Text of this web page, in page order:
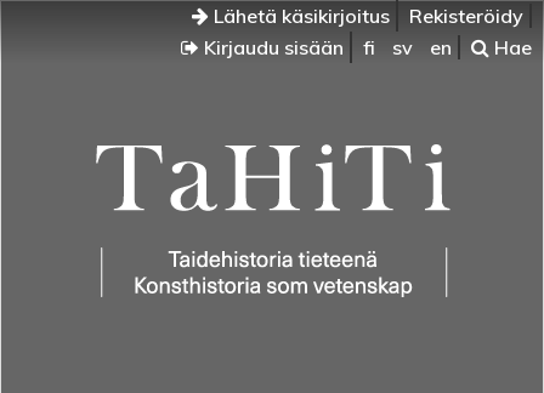
Lähetä käsikirjoitus
Rekisteröidy
Kirjaudu sisään
fi sv en Hae